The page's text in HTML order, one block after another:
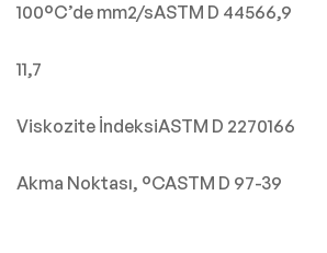
100°C’de mm2/sASTM D 44566,9
11,7
Viskozite İndeksiASTM D 2270166
Akma Noktası, °CASTM D 97-39